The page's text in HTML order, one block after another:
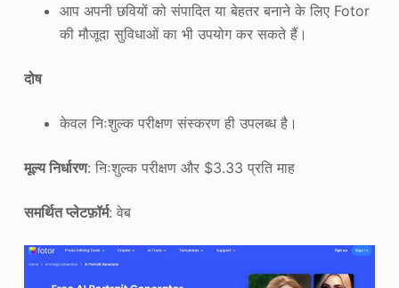
आप अपनी छवियों को संपादित या बेहतर बनाने के लिए Fotor
की मौजूदा सुविधाओं का भी उपयोग कर सकते हैं।
दोष
केवल निःशुल्क परीक्षण संस्करण ही उपलब्ध है।
मूल्य निर्धारण: निःशुल्क परीक्षण और $3.33 प्रति माह
समर्थित प्लेटफ़ॉर्म: वेब